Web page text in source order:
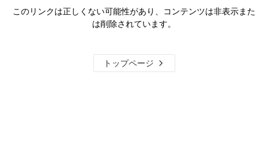
このリンクは正しくない可能性があり、コンテンツは非表示また
は削除されています。
トップページ